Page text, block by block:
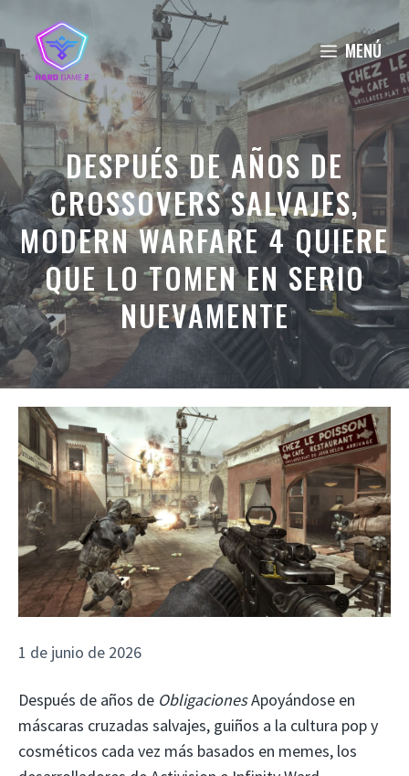
al
contenido
MENÚ
DESPUÉS DE AÑOS DE
CROSSOVERS SALVAJES,
MODERN WARFARE 4 QUIERE
QUE LO TOMEN EN SERIO
NUEVAMENTE
1 de junio de 2026
Después de años de ObligacionesApoyándose en
máscaras cruzadas salvajes, guiños a la cultura pop y
cosméticos cada vez más basados ​​en memes, los